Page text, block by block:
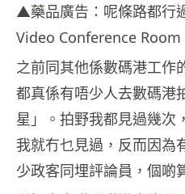
▲藥品廣告：呢條路都行
Video Conference Room
之前同其他係數碼港工作
都真係有唔少人去數碼港
星」。拍野我都見過幾次
我就冇乜見過，反而因為
少政客同埋評論員，個啲